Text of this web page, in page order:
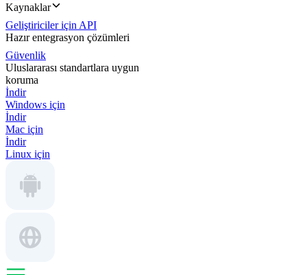
Kaynaklar
Geliştiriciler için API
Hazır entegrasyon çözümleri
Güvenlik
Uluslararası standartlara uygun
koruma
İndir
Windows için
İndir
Mac için
İndir
Linux için